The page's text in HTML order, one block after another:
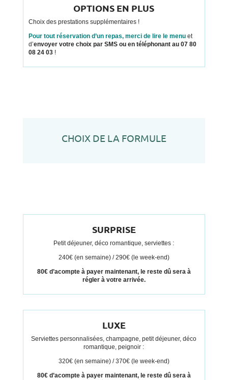
OPTIONS EN PLUS
Choix des prestations supplémentaires !
Pour tout réservation d’un repas, merci de lire le menuet
d’envoyer votre choix par SMS ou en téléphonant au 07 80
08 24 03!
CHOIX DE LA FORMULE
SURPRISE
Petit déjeuner, déco romantique, serviettes :
240€ (en semaine) / 290€ (le week-end)
80€ d’acompte à payer maintenant, le reste dû sera à
régler à votre arrivée.
LUXE
Serviettes personnalisées, champagne, petit déjeuner, déco
romantique, peignoir :
320€ (en semaine) / 370€ (le week-end)
80€ d’acompte à payer maintenant, le reste dû sera à